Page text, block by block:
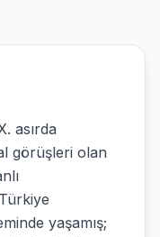
asırda
görüşleri olan
yaşamış;